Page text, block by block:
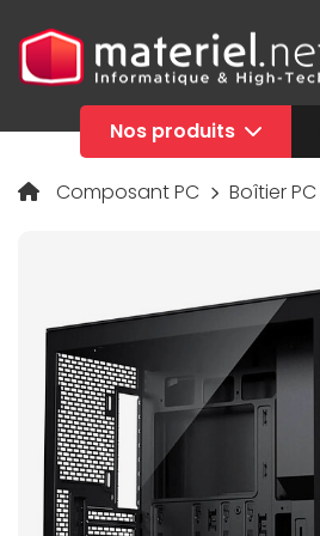
Nos produits
Composant PC Boîtier PC